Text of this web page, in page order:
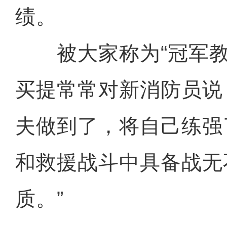
绩。
被大家称为“冠军教
买提常常对新消防员
夫做到了，将自己练
和救援战斗中具备战
质。”
新疆喀纳斯景区现